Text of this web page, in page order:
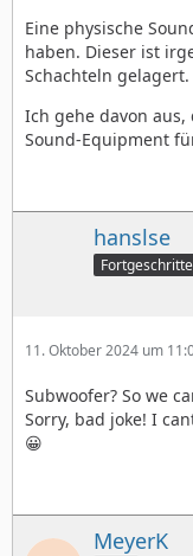
Eine physische
haben. Dieser ist
Schachteln gelagert.
Ich gehe davon aus,
Sound-Equipment
hanslse
11. Oktober 2024 um
Subwoofer? So we
Sorry, bad joke! I
😀
MeyerK